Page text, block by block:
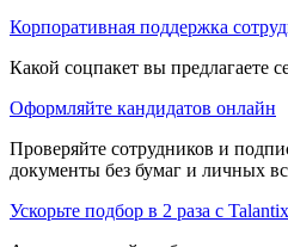
Корпоративная поддержка
Какой соцпакет вы предлагаете
Оформляйте кандидатов онлайн
Проверяйте сотрудников и
документы без бумаг и личных
Ускорьте подбор в 2 раза с Talantix